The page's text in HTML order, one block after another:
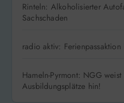
Rinteln: Alkoholisierter
Sachschaden
radio aktiv:
Hameln-Pyrmont: NGG
Ausbildungsplätze hin!